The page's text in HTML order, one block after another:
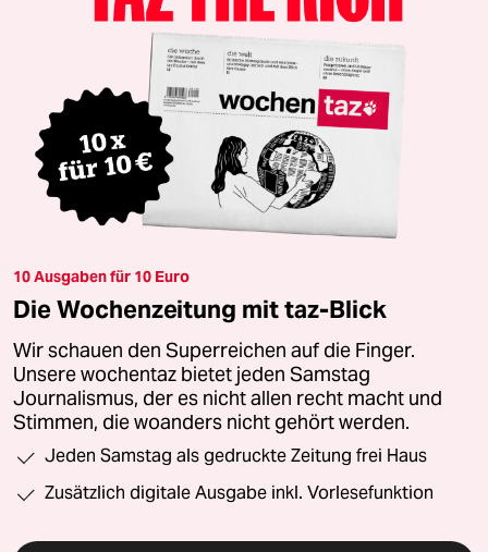
10 Ausgaben für 10 Euro
Die Wochenzeitung mit taz-Blick
Wir schauen den Superreichen auf die Finger.
Unsere wochentaz bietet jeden Samstag
Journalismus, der es nicht allen recht macht und
Stimmen, die woanders nicht gehört werden.
Jeden Samstag als gedruckte Zeitung frei Haus
Zusätzlich digitale Ausgabe inkl. Vorlesefunktion